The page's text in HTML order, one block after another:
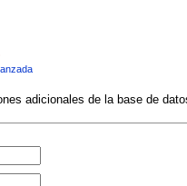
adicionales de la base de